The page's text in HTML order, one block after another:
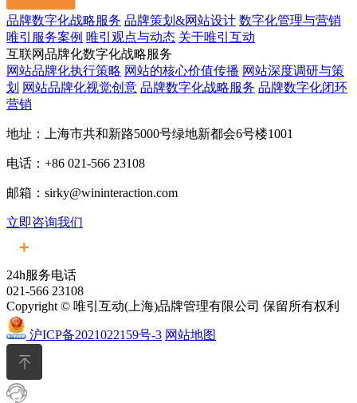
品牌数字化战略服务 品牌策划&网站设计 数字化管理与营销
唯引服务案例 唯引观点与动态 关于唯引互动
互联网品牌化数字化战略服务
网站品牌化执行策略 网站的核心价值传播 网站深度调研与策
划 网站品牌化视觉创意 品牌数字化战略服务 品牌数字化闭环
营销
地址：上海市共和新路5000号绿地新都会6号楼1001
电话：+86 021-566 23108
邮箱：sirky@wininteraction.com
立即咨询我们
24h服务电话
021-566 23108
Copyright © 唯引互动(上海)品牌管理有限公司 保留所有权利
沪ICP备2021022159号-3 网站地图